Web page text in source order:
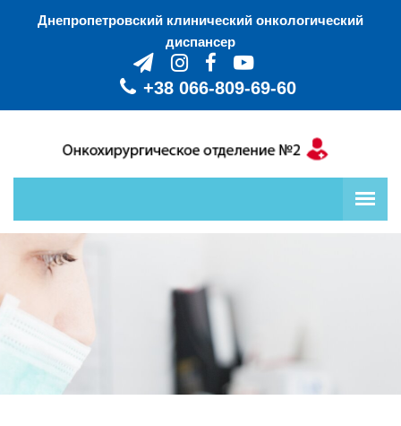
Днепропетровский клинический онкологический
диспансер
+38 ‎066-809-69-60